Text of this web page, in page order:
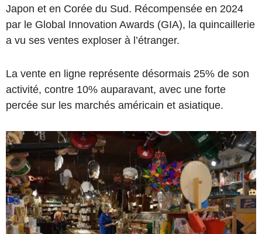
Japon et en Corée du Sud. Récompensée en 2024
par le Global Innovation Awards (GIA), la quincaillerie
a vu ses ventes exploser à l’étranger.
La vente en ligne représente désormais 25% de son
activité, contre 10% auparavant, avec une forte
percée sur les marchés américain et asiatique.